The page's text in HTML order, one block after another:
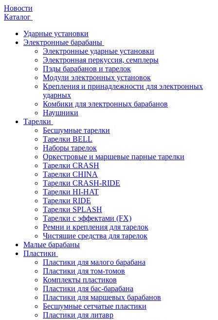
Новости
Каталог
Ударные установки
Электронные барабаны
Электронные ударные установки
Электронная перкуссия, семплеры
Пэды барабанов и тарелок
Модули электронных установок
Крепления и принадлежности для электронных
ударных
Комбики для электронных барабанов
Наушники
Тарелки
Бесшумные тарелки
Тарелки BELL
Наборы тарелок
Оркестровые и маршевые парные тарелки
Тарелки CRASH
Тарелки CHINA
Тарелки CRASH-RIDE
Тарелки HI-HAT
Тарелки RIDE
Тарелки SPLASH
Тарелки с эффектами (FX)
Ремни и крепления для тарелок
Чистящие средства для тарелок
Малые барабаны
Пластики
Пластики для малого барабана
Пластики для том-томов
Комплекты пластиков
Пластики для бас-барабана
Пластики для маршевых барабанов
Бесшумные сетчатые пластики
Пластики для литавр